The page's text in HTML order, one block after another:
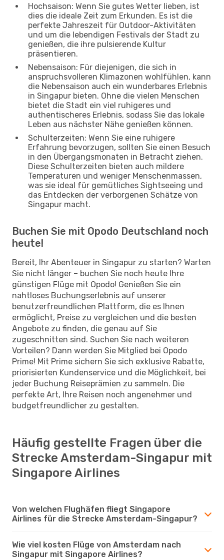
Hochsaison: Wenn Sie gutes Wetter lieben, ist
dies die ideale Zeit zum Erkunden. Es ist die
perfekte Jahreszeit für Outdoor-Aktivitäten
und um die lebendigen Festivals der Stadt zu
genießen, die ihre pulsierende Kultur
präsentieren.
Nebensaison: Für diejenigen, die sich in
anspruchsvolleren Klimazonen wohlfühlen, kann
die Nebensaison auch ein wunderbares Erlebnis
in Singapur bieten. Ohne die vielen Menschen
bietet die Stadt ein viel ruhigeres und
authentischeres Erlebnis, sodass Sie das lokale
Leben aus nächster Nähe genießen können.
Schulterzeiten: Wenn Sie eine ruhigere
Erfahrung bevorzugen, sollten Sie einen Besuch
in den Übergangsmonaten in Betracht ziehen.
Diese Schulterzeiten bieten auch mildere
Temperaturen und weniger Menschenmassen,
was sie ideal für gemütliches Sightseeing und
das Entdecken der verborgenen Schätze von
Singapur macht.
Buchen Sie mit Opodo Deutschland noch
heute!
Bereit, Ihr Abenteuer in Singapur zu starten? Warten
Sie nicht länger – buchen Sie noch heute Ihre
günstigen Flüge mit Opodo! Genießen Sie ein
nahtloses Buchungserlebnis auf unserer
benutzerfreundlichen Plattform, die es Ihnen
ermöglicht, Preise zu vergleichen und die besten
Angebote zu finden, die genau auf Sie
zugeschnitten sind. Suchen Sie nach weiteren
Vorteilen? Dann werden Sie Mitglied bei Opodo
Prime! Mit Prime sichern Sie sich exklusive Rabatte,
priorisierten Kundenservice und die Möglichkeit, bei
jeder Buchung Reiseprämien zu sammeln. Die
perfekte Art, Ihre Reisen noch angenehmer und
budgetfreundlicher zu gestalten.
Häufig gestellte Fragen über die
Strecke Amsterdam-Singapur mit
Singapore Airlines
Von welchen Flughäfen fliegt Singapore
Airlines für die Strecke Amsterdam-Singapur?
Wie viel kosten Flüge von Amsterdam nach
Singapur mit Singapore Airlines?